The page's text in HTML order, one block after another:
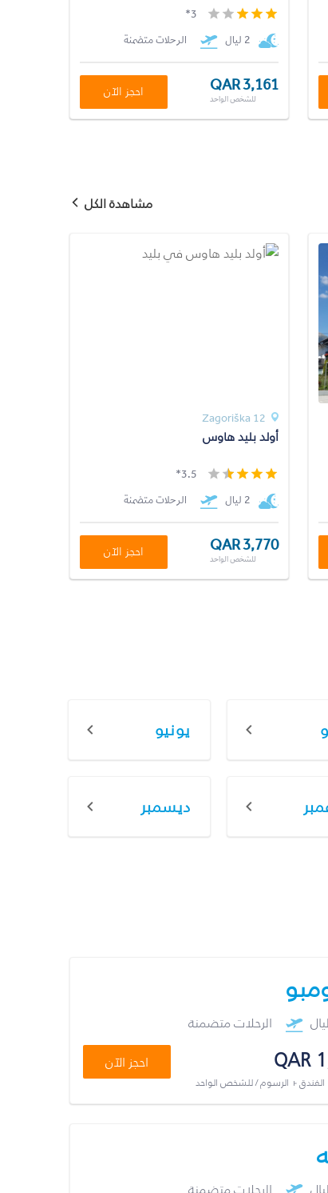
3*
2 ليال
الرحلات متضمنة
QAR 3,161
للشخص الواحد احجز الآن
مشاهدة الكل
Zagoriška 12
أولد بليد هاوس
3.5*
2 ليال
الرحلات متضمنة
QAR 3,770
للشخص الواحد احجز الآن
يونيو
ديسمبر
الرحلات متضمنة
QAR
الفندق + الرسوم / للشخص الواحد
احجز الآن
الرحلات متضمنة